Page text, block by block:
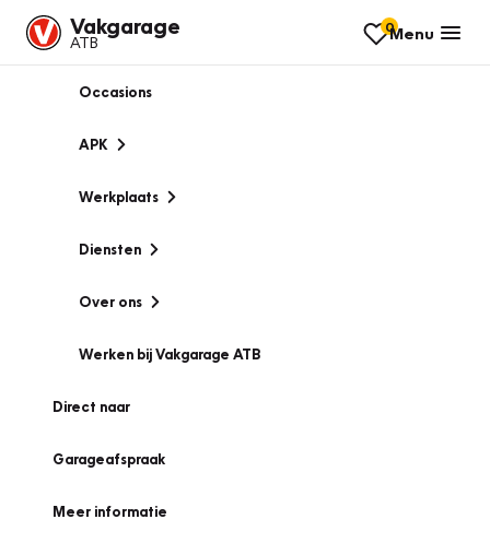
Vakgarage
ATB
0Menu
Occasions
APK
Werkplaats
Diensten
Over ons
Werken bij Vakgarage ATB
Direct naar
Garageafspraak
Meer informatie